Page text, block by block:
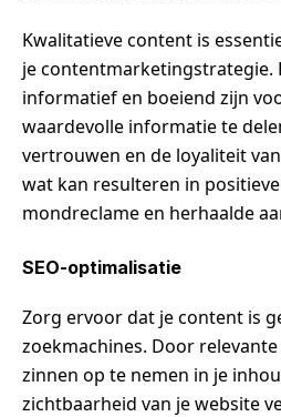
Kwalitatieve content is
je contentmarketingstrategie.
informatief en boeiend zijn
waardevolle informatie te
vertrouwen en de loyaliteit
wat kan resulteren in
mondreclame en herhaalde
SEO-optimalisatie
Zorg ervoor dat je content is
zoekmachines. Door
zinnen op te nemen in je
zichtbaarheid van je website